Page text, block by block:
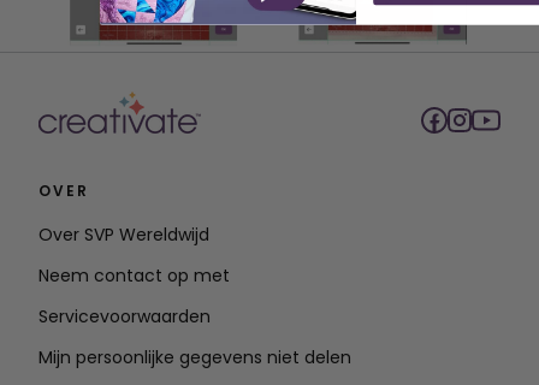
OVER
Over SVP Wereldwijd
Neem contact op met
Servicevoorwaarden
Mijn persoonlijke gegevens niet delen